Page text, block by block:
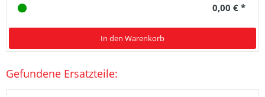
0,00 € *
In den Warenkorb
Gefundene Ersatzteile: